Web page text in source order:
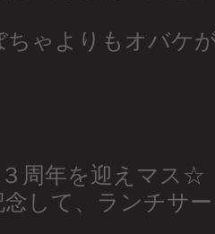
ちゃよりもオバケ
周年を迎えマス☆
して、ランチサ